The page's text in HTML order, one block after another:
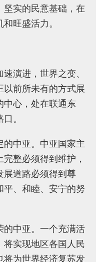
实的民意基础，在
旺盛活力。
演进，世界之变、
前所未有的方式展
中心，处在联通东
。
中亚。中亚国家主
整必须得到维护，
展道路必须得到尊
、和睦、安宁的努
中亚。一个充满活
实现地区各国人民
为世界经济复苏发